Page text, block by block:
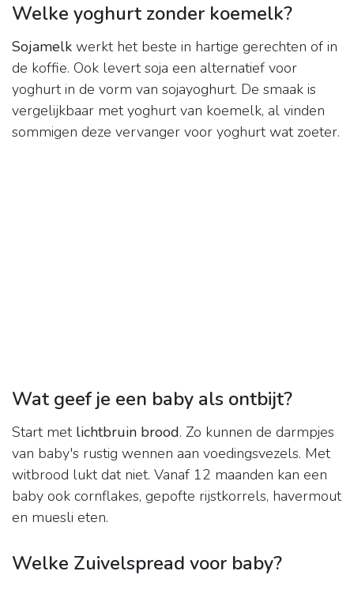
Welke yoghurt zonder koemelk?
Sojamelk werkt het beste in hartige gerechten of in
de koffie. Ook levert soja een alternatief voor
yoghurt in de vorm van sojayoghurt. De smaak is
vergelijkbaar met yoghurt van koemelk, al vinden
sommigen deze vervanger voor yoghurt wat zoeter.
Wat geef je een baby als ontbijt?
Start met lichtbruin brood. Zo kunnen de darmpjes
van baby's rustig wennen aan voedingsvezels. Met
witbrood lukt dat niet. Vanaf 12 maanden kan een
baby ook cornflakes, gepofte rijstkorrels, havermout
en muesli eten.
Welke Zuivelspread voor baby?